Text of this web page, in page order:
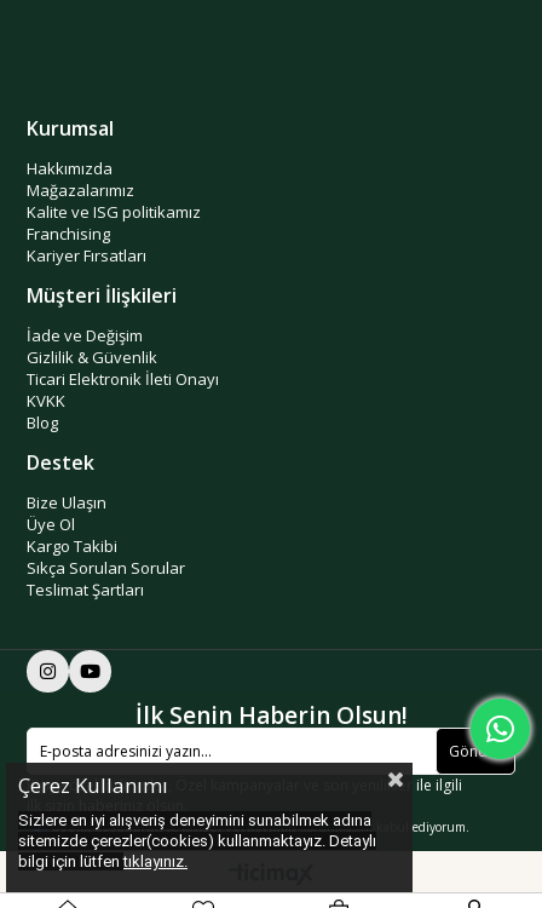
Kurumsal
Hakkımızda
Mağazalarımız
Kalite ve ISG politikamız
Franchising
Kariyer Fırsatları
Müşteri İlişkileri
İade ve Değişim
Gizlilik & Güvenlik
Ticari Elektronik İleti Onayı
KVKK
Blog
Destek
Bize Ulaşın
Üye Ol
Kargo Takibi
Sıkça Sorulan Sorular
Teslimat Şartları
İlk Senin Haberin Olsun!
Kişiye özel indirimler, Özel kampanyalar ve son yenilikler ile ilgili
Gönder
Üyelik koşullarınıvekişisel verileriminkorunmasını kabul ediyorum.
Çerez Kullanımı
Sizlere en iyi alışveriş deneyimini sunabilmek adına
sitemizde çerezler(cookies) kullanmaktayız. Detaylı
bilgi için lütfentıklayınız.